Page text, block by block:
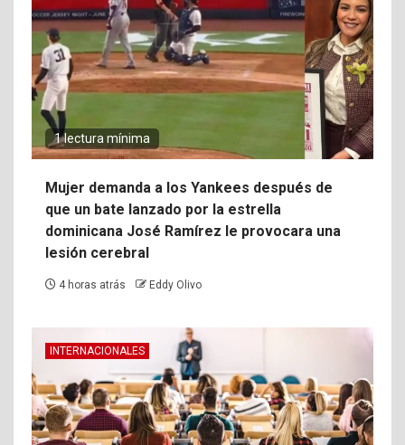
1 lectura mínima
Mujer demanda a los Yankees después de
que un bate lanzado por la estrella
dominicana José Ramírez le provocara una
lesión cerebral
4 horas atrás Eddy Olivo
INTERNACIONALES